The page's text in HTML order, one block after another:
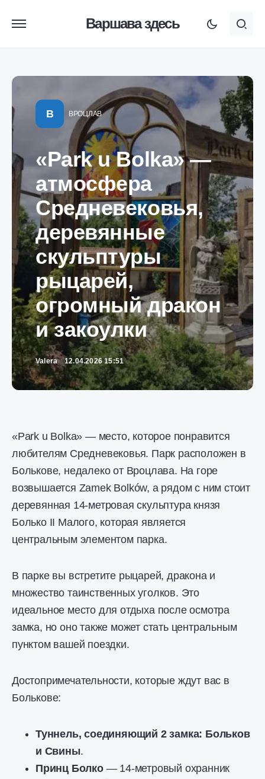
Варшава здесь
В ВРОЦЛАВ
«Park u Bolka» —
атмосфера
Средневековья,
деревянные
скульптуры
рыцарей,
огромный дракон
и закоулки
Valera 12.04.2026 15:51
«Park u Bolka» — место, которое понравится
любителям Средневековья. Парк расположен в
Болькове, недалеко от Вроцлава. На горе
возвышается Zamek Bolków, а рядом с ним стоит
деревянная 14-метровая скульптура князя
Болько II Малого, которая является
центральным элементом парка.
В парке вы встретите рыцарей, дракона и
множество таинственных уголков. Это
идеальное место для отдыха после осмотра
замка, но оно также может стать центральным
пунктом вашей поездки.
Достопримечательности, которые ждут вас в
Болькове:
Туннель, соединяющий 2 замка: Больков
и Свины.
Принц Болко— 14-метровый охранник